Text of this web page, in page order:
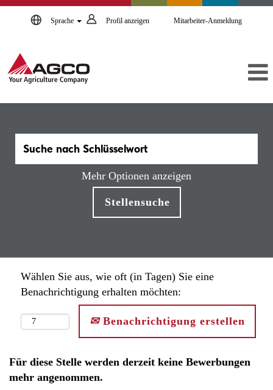
Sprache Profil anzeigen Mitarbeiter-Anmeldung
Mehr Optionen anzeigen
Wählen Sie aus, wie oft (in Tagen) Sie eine
Benachrichtigung erhalten möchten:
Benachrichtigung erstellen
Für diese Stelle werden derzeit keine Bewerbungen
mehr angenommen.